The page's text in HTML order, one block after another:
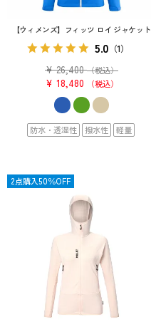
【ウィメンズ】フィッツ ロイ ジャケット
5.0 （1）
¥ 26,400 （税込）
¥ 18,480 税込
防水・透湿性 撥水性 軽量
SALE
2点購入50％OFF